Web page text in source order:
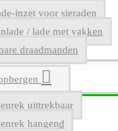
inzet voor sieraden
/ lade met vakken
draadmanden
uittrekbaar
hangend